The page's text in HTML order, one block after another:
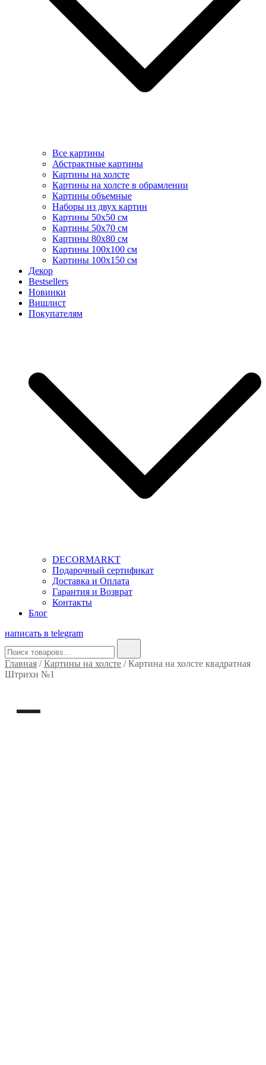
Все картины
Абстрактные картины
Картины на холсте
Картины на холсте в обрамлении
Картины объемные
Наборы из двух картин
Картины 50х50 см
Картины 50х70 см
Картины 80х80 см
Картины 100х100 см
Картины 100х150 см
Декор
Bestsellers
Новинки
Вишлист
Покупателям
DECORMARKT
Подарочный сертификат
Доставка и Оплата
Гарантия и Возврат
Контакты
Блог
написать в telegram
Главная /Картины на холсте / Картина на холсте квадратная
Штрихи №1